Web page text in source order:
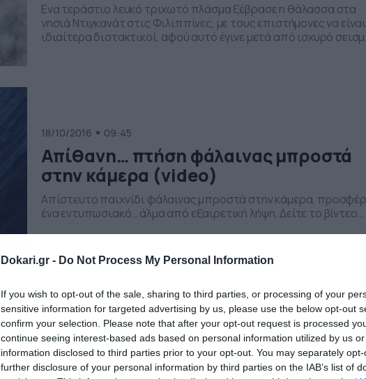
Dokari.gr - Do Not Process My Personal Information
If you wish to opt-out of the sale, sharing to third parties, or processing of your
sensitive information for targeted advertising by us, please use the below opt-out
confirm your selection. Please note that after your opt-out request is processed
continue seeing interest-based ads based on personal information utilized by us
information disclosed to third parties prior to your opt-out. You may separately
further disclosure of your personal information by third parties on the IAB’s list of
Ενα τεράστιο λευκό τριχωτό πλάσμα ξέβρασε η θάλασσα στα
νησιά Ντιγκανάτ στις Φιλιππίνες, με τους επιστήμονες να είναι
ιδιαίτερα διστακτικοί, αφού αυτό έγινε μετά από ισχυρό
18/10/2016 09:45
Απίθανη… πτήση φάλαινας μπροστά
στην κάμερα (video)
Απίστευτο παιχνίδι φάλαινας μπροστά στην κάμερα,
ένα εντυπωσιακό… άλμα από εξαιρετική λήψη. Δείτε το βίντεο…
08/10/2016 18:45
Συγκλονίζει η προσπάθεια μικρής
φάλαινας να σώσει τη μαμά της